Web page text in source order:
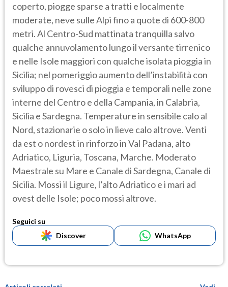
coperto, piogge sparse a tratti e localmente
moderate, neve sulle Alpi fino a quote di 600-800
metri. Al Centro-Sud mattinata tranquilla salvo
qualche annuvolamento lungo il versante tirrenico
e nelle Isole maggiori con qualche isolata pioggia in
Sicilia; nel pomeriggio aumento dell’instabilità con
sviluppo di rovesci di pioggia e temporali nelle zone
interne del Centro e della Campania, in Calabria,
Sicilia e Sardegna. Temperature in sensibile calo al
Nord, stazionarie o solo in lieve calo altrove. Venti
da est o nordest in rinforzo in Val Padana, alto
Adriatico, Liguria, Toscana, Marche. Moderato
Maestrale su Mare e Canale di Sardegna, Canale di
Sicilia. Mossi il Ligure, l’alto Adriatico e i mari ad
ovest delle Isole; poco mossi altrove.
Seguici su
Discover
WhatsApp